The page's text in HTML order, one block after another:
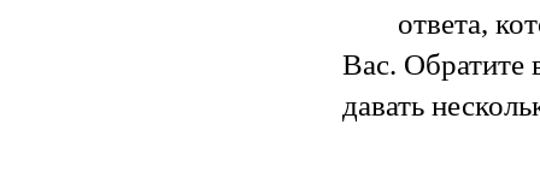
ответа,
Вас. Обратите
давать